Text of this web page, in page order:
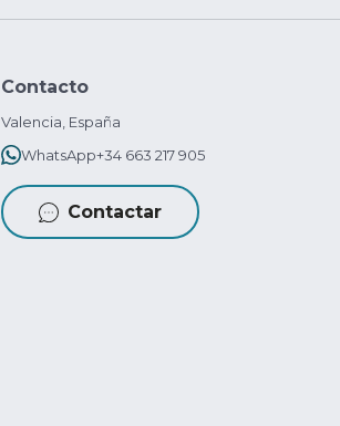
Contacto
Valencia, España
WhatsApp+34 663 217 905
Contactar